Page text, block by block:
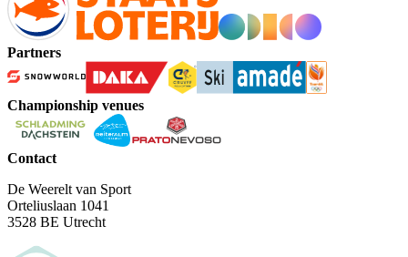
Partners
Championship venues
Contact
De Weerelt van Sport
Orteliuslaan 1041
3528 BE Utrecht